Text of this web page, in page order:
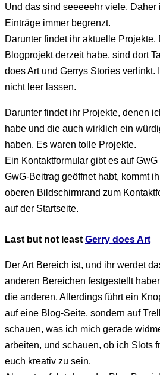
Und das sind seeeeehr viele. Daher
Einträge immer begrenzt.
Darunter findet ihr aktuelle
Blogprojekt derzeit habe, sind dort
does Art und Gerrys Stories verlinkt.
nicht leer lassen.
Darunter findet ihr Projekte, denen
habe und die auch wirklich ein
haben. Es waren tolle Projekte.
Ein Kontaktformular gibt es auf
GwG-Beitrag geöffnet habt, kommt
oberen Bildschirmrand zum
auf der Startseite.
Last but not least Gerry does Art
Der Art Bereich ist, und ihr werdet
anderen Bereichen festgestellt
die anderen. Allerdings führt ein
auf eine Blog-Seite, sondern auf
schauen, was ich mich gerade
arbeiten, und schauen, ob ich Slots
euch kreativ zu sein.